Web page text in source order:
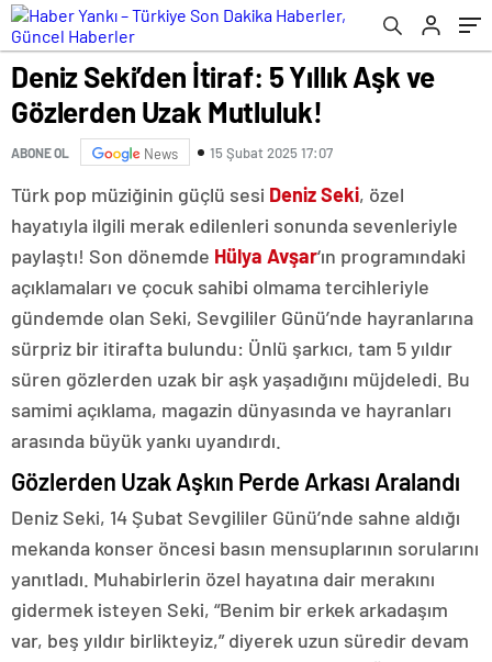
Deniz Seki’den İtiraf: 5 Yıllık Aşk ve
Gözlerden Uzak Mutluluk!
ABONE OL News 15 Şubat 2025 17:07
Türk pop müziğinin güçlü sesi Deniz Seki, özel
hayatıyla ilgili merak edilenleri sonunda sevenleriyle
paylaştı! Son dönemde Hülya Avşar‘ın programındaki
açıklamaları ve çocuk sahibi olmama tercihleriyle
gündemde olan Seki, Sevgililer Günü’nde hayranlarına
sürpriz bir itirafta bulundu: Ünlü şarkıcı, tam 5 yıldır
süren gözlerden uzak bir aşk yaşadığını müjdeledi. Bu
samimi açıklama, magazin dünyasında ve hayranları
arasında büyük yankı uyandırdı.
Gözlerden Uzak Aşkın Perde Arkası Aralandı
Deniz Seki, 14 Şubat Sevgililer Günü’nde sahne aldığı
mekanda konser öncesi basın mensuplarının sorularını
yanıtladı. Muhabirlerin özel hayatına dair merakını
gidermek isteyen Seki, “Benim bir erkek arkadaşım
var, beş yıldır birlikteyiz,” diyerek uzun süredir devam